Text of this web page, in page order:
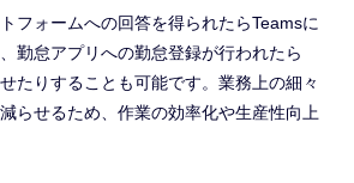
フォームへの回答を得られたらTeamsに
勤怠アプリへの勤怠登録が行われたら
たりすることも可能です。業務上の細々
らせるため、作業の効率化や生産性向上